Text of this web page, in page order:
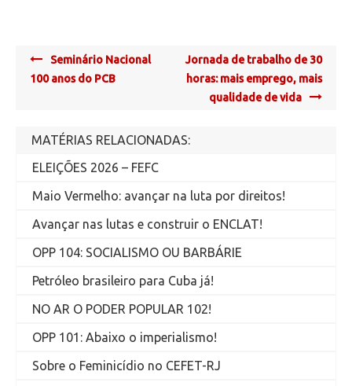
Post
navigation
Seminário Nacional
100 anos do PCB
Jornada de trabalho de 30
horas: mais emprego, mais
qualidade de vida
MATÉRIAS RELACIONADAS:
ELEIÇÕES 2026 – FEFC
Maio Vermelho: avançar na luta por direitos!
Avançar nas lutas e construir o ENCLAT!
OPP 104: SOCIALISMO OU BARBÁRIE
Petróleo brasileiro para Cuba já!
NO AR O PODER POPULAR 102!
OPP 101: Abaixo o imperialismo!
Sobre o Feminicídio no CEFET-RJ